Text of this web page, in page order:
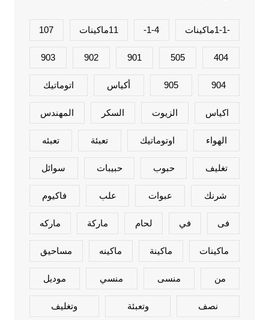
-1-1ماكينات 1-4- 11ماكينات 107
404
505
901
902
903
904
905 أكياس اتوماتيك
اكياس الزيوت السكر المهندس
الهواء اوتوماتيك تعبئة تعبئه
تغليف حبوب حبيبات سوائل
شرنك عبوات علب فاكيوم
فى في لحام ماركة ماركه
ماكينات ماكينة ماكينه مساحيق
من منسى منسي موديل
نصف وتعبئة وتغليف